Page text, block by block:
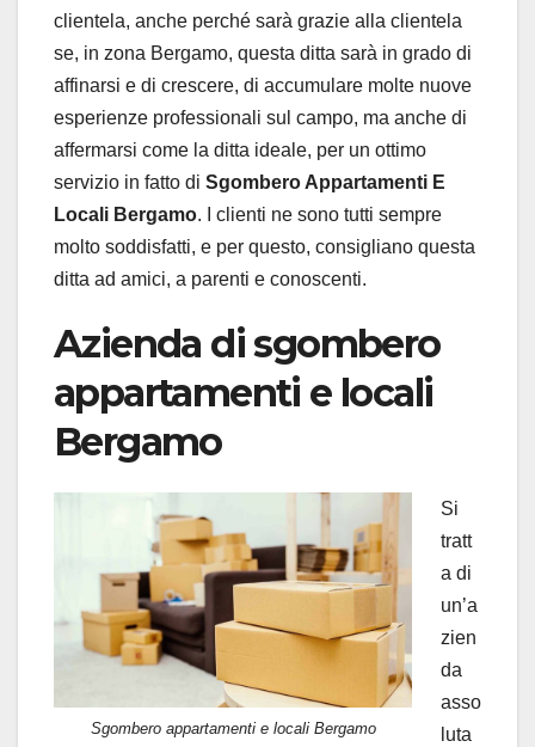
clientela, anche perché sarà grazie alla clientela
se, in zona Bergamo, questa ditta sarà in grado di
affinarsi e di crescere, di accumulare molte nuove
esperienze professionali sul campo, ma anche di
affermarsi come la ditta ideale, per un ottimo
servizio in fatto di Sgombero Appartamenti E
Locali Bergamo. I clienti ne sono tutti sempre
molto soddisfatti, e per questo, consigliano questa
ditta ad amici, a parenti e conoscenti.
Azienda di sgombero
appartamenti e locali
Bergamo
Sgombero appartamenti e locali Bergamo
Si
tratt
a di
un’a
zien
da
asso
luta